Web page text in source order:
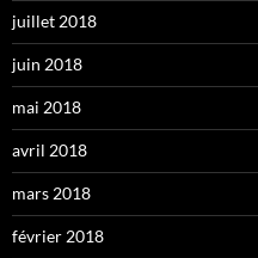
juillet 2018
juin 2018
mai 2018
avril 2018
mars 2018
février 2018